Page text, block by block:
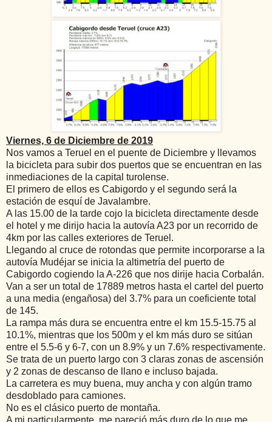
Viernes, 6 de Diciembre de 2019
Nos vamos a Teruel en el puente de Diciembre y llevamos
la bicicleta para subir dos puertos que se encuentran en las
inmediaciones de la capital turolense.
El primero de ellos es Cabigordo y el segundo será la
estación de esquí de Javalambre.
A las 15.00 de la tarde cojo la bicicleta directamente desde
el hotel y me dirijo hacia la autovía A23 por un recorrido de
4km por las calles exteriores de Teruel.
Llegando al cruce de rotondas que permite incorporarse a la
autovía Mudéjar se inicia la altimetría del puerto de
Cabigordo cogiendo la A-226 que nos dirije hacia Corbalán.
Van a ser un total de 17889 metros hasta el cartel del puerto
a una media (engañosa) del 3.7% para un coeficiente total
de 145.
La rampa más dura se encuentra entre el km 15.5-15.75 al
10.1%, mientras que los 500m y el km más duro se sitúan
entre el 5.5-6 y 6-7, con un 8.9% y un 7.6% respectivamente.
Se trata de un puerto largo con 3 claras zonas de ascensión
y 2 zonas de descanso de llano e incluso bajada.
La carretera es muy buena, muy ancha y con algún tramo
desdoblado para camiones.
No es el clásico puerto de montaña.
A mi particularmente, me pareció más duro de lo que me